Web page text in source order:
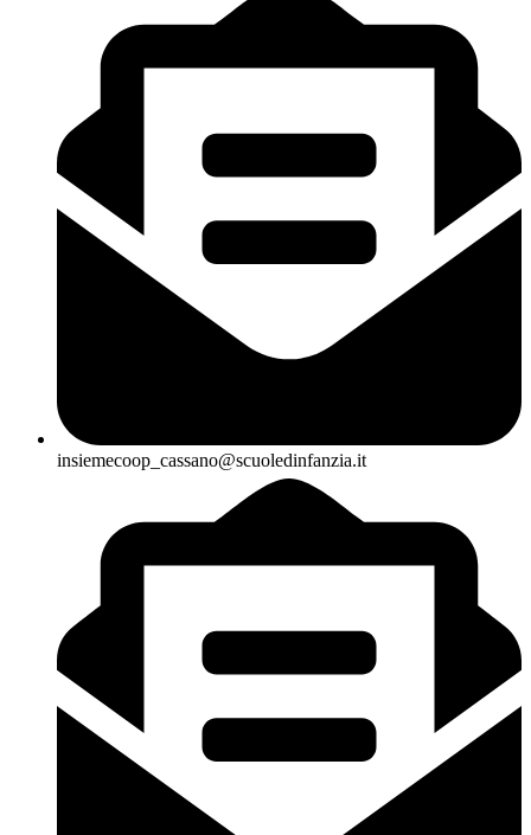
insiemecoop_cassano@scuoledinfanzia.it